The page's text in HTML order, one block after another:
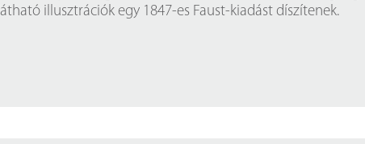
illusztrációk egy 1847-es Faust-kiadást díszítenek.